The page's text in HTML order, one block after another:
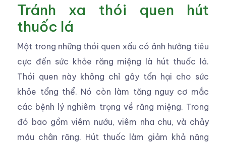
Tránh xa thói quen hút
thuốc lá
Một trong những thói quen xấu có ảnh hưởng tiêu
cực đến sức khỏe răng miệng là hút thuốc lá.
Thói quen này không chỉ gây tổn hại cho sức
khỏe tổng thể. Nó còn làm tăng nguy cơ mắc
các bệnh lý nghiêm trọng về răng miệng. Trong
đó bao gồm viêm nướu, viêm nha chu, và chảy
máu chân răng. Hút thuốc làm giảm khả năng